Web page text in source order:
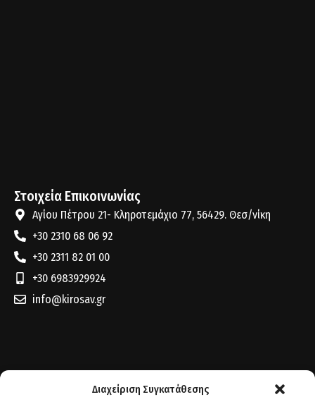
Διαχείριση Συγκατάθεσης
Στοιχεία Επικοινωνίας
Αγίου Πέτρου 21- Κληροτεμάχιο 77, 56429. Θεσ/νίκη
+30 2310 68 06 92
+30 2311 82 01 00
+30 6983929924
info@kirosav.gr